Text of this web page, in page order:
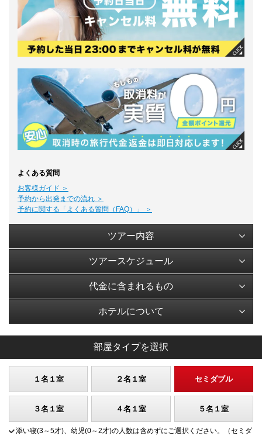
よくある質問
お客様ガイド ＞
予約から出発までの流れ ＞
予約に関する「よくある質問（FAQ）」 ＞
ツアー内容
ツアースケジュール
代金に含まれるもの
ホテルについて
部屋タイプを選択
１名１室 ２名１室 セミダブル
３名１室 ４名１室 ５名１室
添い寝(3～5才)、幼児(0～2才)の人数は含めずにご選択ください。（セミダ